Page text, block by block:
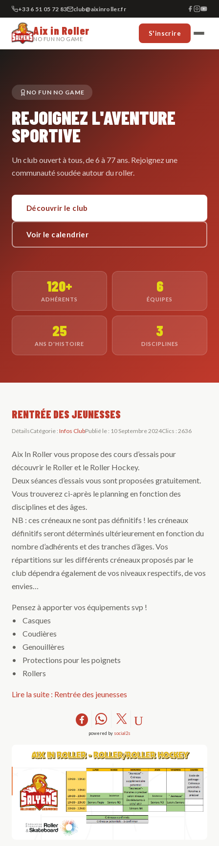
+33 6 51 05 72 83 club@aixinroller.fr
Aix in Roller
NO FUN NO GAME
S'inscrire
NO FUN NO GAME
REJOIGNEZ L'AVENTURE
SPORTIVE
Un club ouvert à tous, de 6 à 77 ans. Rejoignez une
communauté soudée autour du roller.
Découvrir le club
Voir le calendrier
120+
ADHÉRENTS
6
ÉQUIPES
25
ANS D'HISTOIRE
3
DISCIPLINES
RENTRÉE DES JEUNESSES
DétailsCatégorie : Infos ClubPublié le : 10 Septembre 2024Clics : 2636
Aix In Roller vous propose des cours d’essais pour
découvrir le Roller et le Roller Hockey.
Deux séances d’essais vous sont proposées gratuitement.
Vous trouverez ci-après le planning en fonction des
disciplines et des âges.
NB : ces créneaux ne sont pas définitifs ! les créneaux
définitifs seront déterminés ultérieurement en fonction du
nombre d’adhérents et des tranches d’âges. Vos
répartitions sur les différents créneaux proposés par le
club dépendra également de vos niveaux respectifs, de vos
envies…
Pensez à apporter vos équipements svp !
• Casques
• Coudières
• Genouillères
• Protections pour les poignets
• Rollers
Lire la suite : Rentrée des jeunesses
powered by social2s